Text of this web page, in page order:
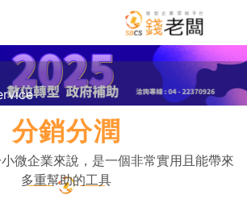
分銷分潤
微企業來說，是一個非常實用且能帶來
多重幫助的工具